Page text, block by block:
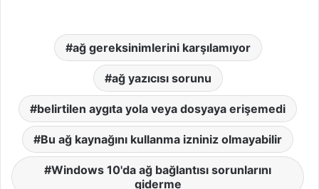
ağ gereksinimlerini karşılamıyor
ağ yazıcısı sorunu
belirtilen aygıta yola veya dosyaya erişemedi
Bu ağ kaynağını kullanma izniniz olmayabilir
Windows 10'da ağ bağlantısı sorunlarını
giderme